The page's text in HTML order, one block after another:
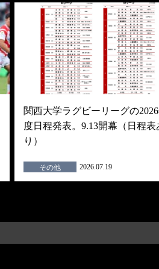
関西大学ラグビーリーグの
度日程発表。9.13開幕（日程表
り）
その他 2026.07.19